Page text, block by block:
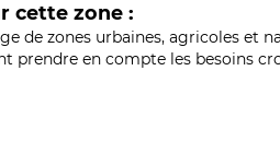
cette zone :
de zones urbaines, agricoles et
en compte les besoins